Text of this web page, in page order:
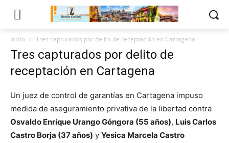
Inicio Tres capturados por delito de receptación en Cartagena
Tres capturados por delito de
receptación en Cartagena
Un juez de control de garantías en Cartagena impuso
medida de aseguramiento privativa de la libertad contra
Osvaldo Enrique Urango Góngora (55 años), Luis Carlos
Castro Borja (37 años) y Yesica Marcela Castro